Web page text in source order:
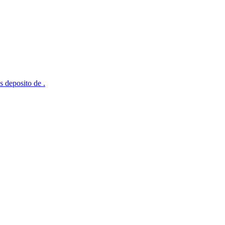
deposito de .